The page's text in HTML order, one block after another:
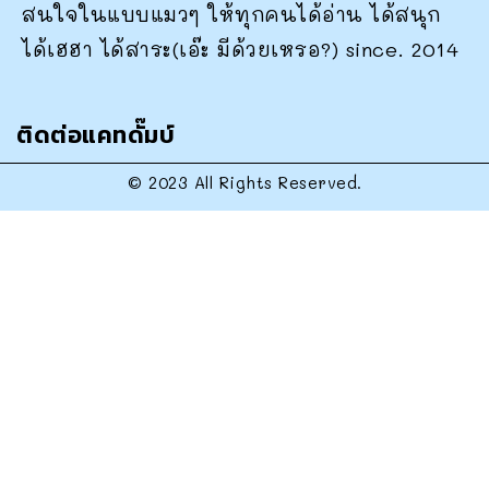
สนใจในแบบแมวๆ ให้ทุกคนได้อ่าน ได้สนุก
ได้เฮฮา ได้สาระ(เอ๊ะ มีด้วยเหรอ?) since. 2014
ติดต่อแคทดั๊มบ์
© 2023 All Rights Reserved.